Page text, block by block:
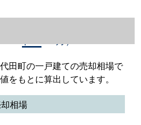
田町の一戸建ての売却相場で
をもとに算出しています。
相場